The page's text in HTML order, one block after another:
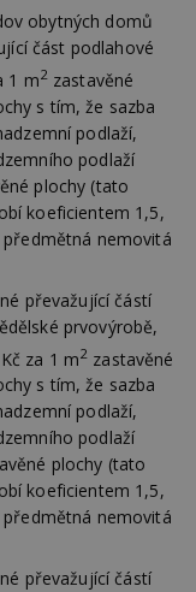
obytných domů
část podlahové
1 m2zastavěné
s tím, že sazba
podlaží,
podlaží
plochy (tato
koeficientem 1,5,
nemovitá
převažující částí
prvovýrobě,
za 1 m2 zastavěné
s tím, že sazba
podlaží,
podlaží
plochy (tato
koeficientem 1,5,
nemovitá
převažující částí